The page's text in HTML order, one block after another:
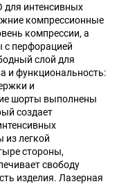
для интенсивных
компрессионные
компрессии, а
с перфорацией
слой для
и функциональность:
и
шорты выполнены
создает
из легкой
стороны,
свободу
изделия. Лазерная